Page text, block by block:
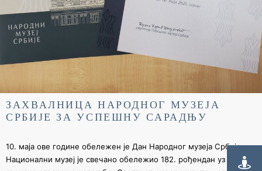
ЗАХВАЛНИЦА НАРОДНОГ МУЗЕЈА
СРБИЈЕ ЗА УСПЕШНУ САРАДЊУ
10. маја ове године обележен је Дан Народног музеја Србије.
Национални музеј је свечано обележио 182. рођендан уз